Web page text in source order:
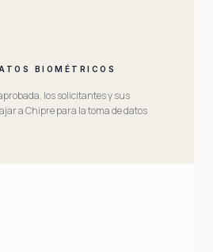
BIOMÉTRICOS
los solicitantes y sus
a Chipre para la toma de datos